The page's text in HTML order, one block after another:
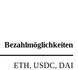
Bezahlmöglichkeiten
ETH, USDC, DAI